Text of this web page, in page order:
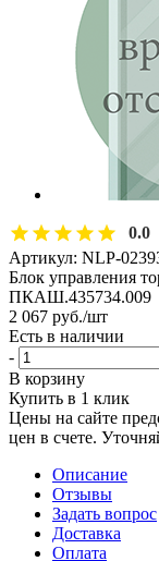
0.0
Артикул: NLP-
Блок управления
ПКАШ.435734.009
2 067 руб./шт
Есть в наличии
-
В корзину
Купить в 1 клик
Цены на сайте
цен в счете.
Описание
Отзывы
Задать вопрос
Доставка
Оплата